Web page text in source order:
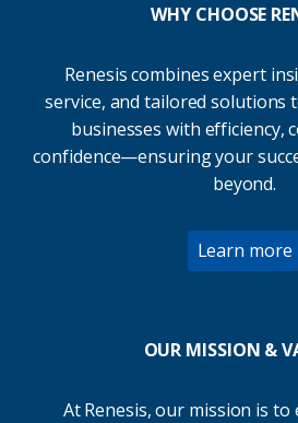
WHY CHOOSE
Renesis combines expert
service, and tailored solutions
businesses with efficiency,
confidence—ensuring your
beyond.
Learn more
OUR MISSION &
At Renesis, our mission is